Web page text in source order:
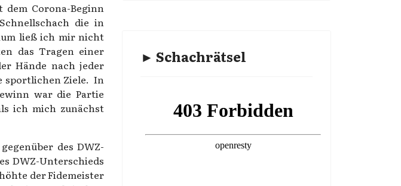
Corona-Beginn
die in
ließ ich mir nicht
das Tragen einer
Hände nach jeder
sportlichen Ziele. In
war die Partie
ich mich zunächst
des DWZ-
DWZ-Unterschieds
der Fidemeister
► Schachrätsel